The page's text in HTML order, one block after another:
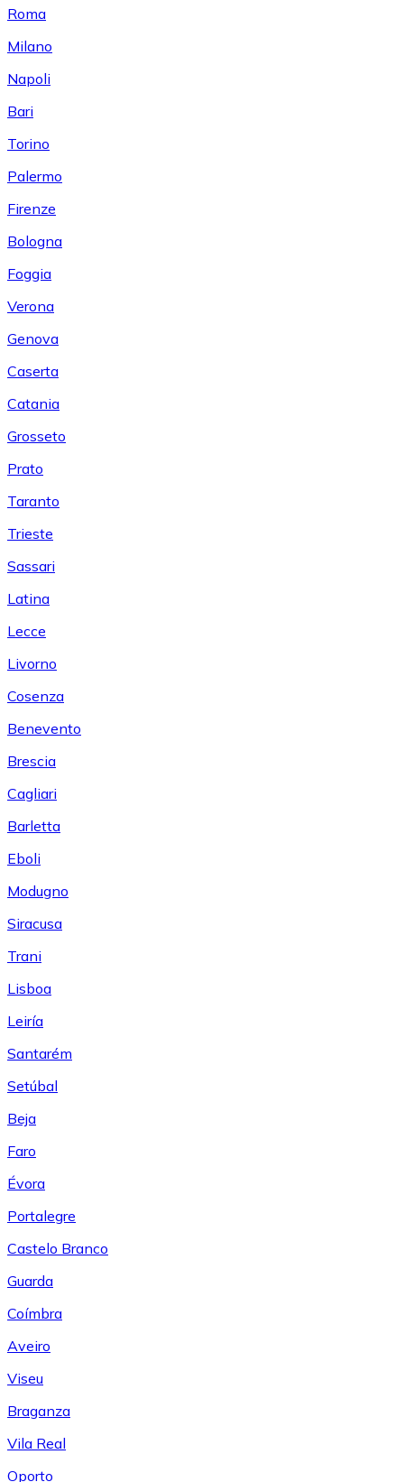
Roma
Milano
Napoli
Bari
Torino
Palermo
Firenze
Bologna
Foggia
Verona
Genova
Caserta
Catania
Grosseto
Prato
Taranto
Trieste
Sassari
Latina
Lecce
Livorno
Cosenza
Benevento
Brescia
Cagliari
Barletta
Eboli
Modugno
Siracusa
Trani
Lisboa
Leiría
Santarém
Setúbal
Beja
Faro
Évora
Portalegre
Castelo Branco
Guarda
Coímbra
Aveiro
Viseu
Braganza
Vila Real
Oporto